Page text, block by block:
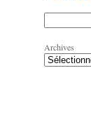
Archives